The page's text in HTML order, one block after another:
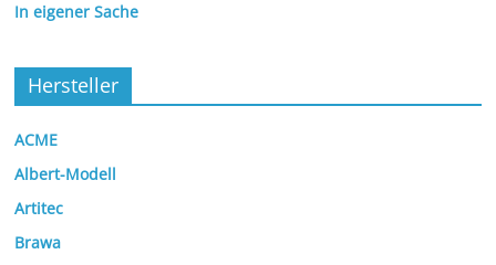
In eigener Sache
Hersteller
ACME
Albert-Modell
Artitec
Brawa